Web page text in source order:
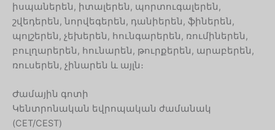
իսպաներեն, իտալերեն, պորտուգալերեն,
շվեդերեն, նորվեգերեն, դանիերեն, ֆիներեն,
պոլշերեն, չեխերեն, հունգարերեն, ռումիներեն,
բուլղարերեն, հունարեն, թուրքերեն, արաբերեն,
ռուսերեն, չինարեն և այլն։
Ժամային գոտի
Կենտրոնական եվրոպական ժամանակ
(CET/CEST)
Estonian
Indonesian
Icelandic
Japanese